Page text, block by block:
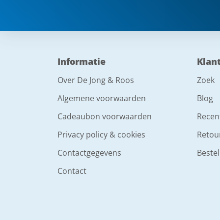
Informatie
Over De Jong & Roos
Algemene voorwaarden
Cadeaubon voorwaarden
Privacy policy & cookies
Contactgegevens
Contact
Zoek
Blog